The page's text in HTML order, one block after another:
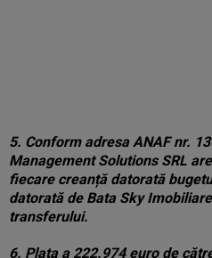
5. Conform adresa ANAF nr.
Management Solutions SRL
fiecare creanță datorată
datorată de Bata Sky
transferului.
6. Plata a 222.974 euro de